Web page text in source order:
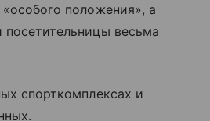
положения», а
весьма
спорткомплексах и